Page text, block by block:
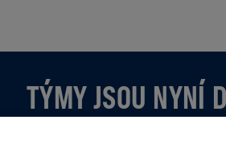
TÝMY JSOU NYNÍ